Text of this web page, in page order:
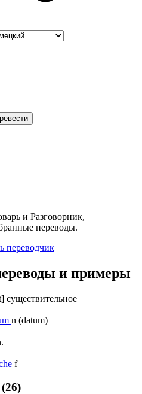
и Разговорник,
переводы.
и примеры
существительное
n (datum)
.
f
(26)